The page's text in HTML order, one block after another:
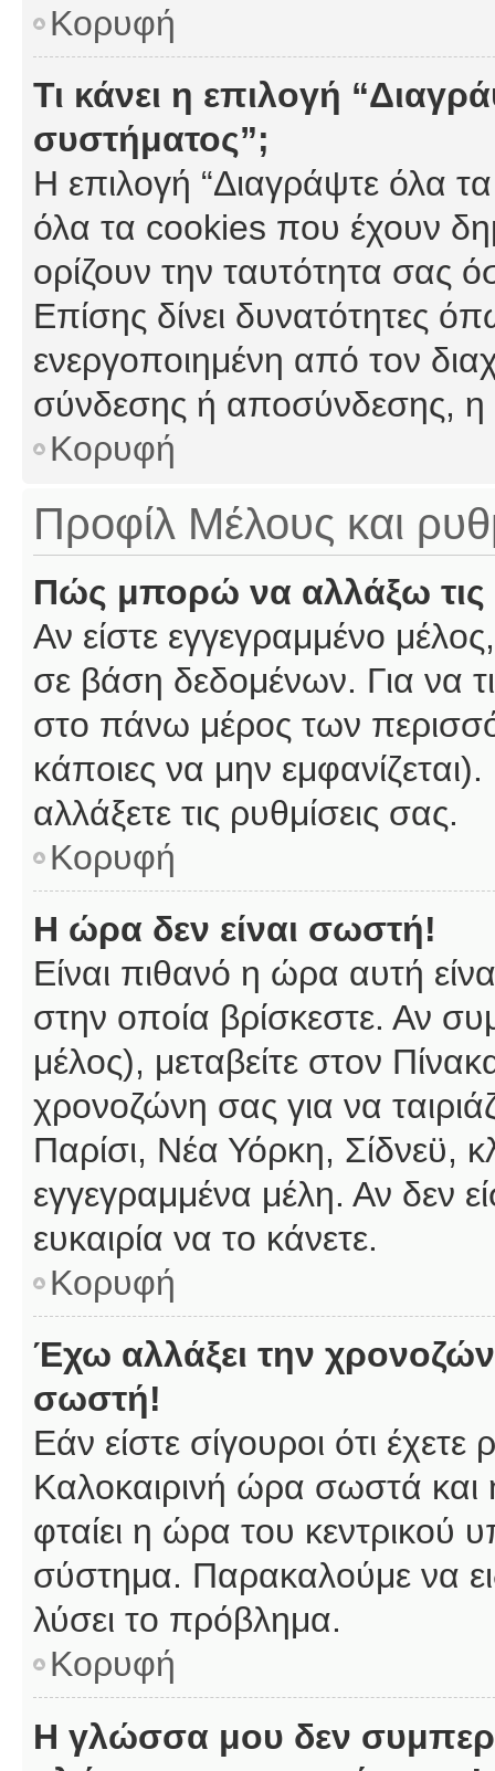
Κορυφή
Τι κάνει η επιλογή
συστήματος”;
Η επιλογή “Διαγράψτε όλα
όλα τα cookies που έχουν
ορίζουν την ταυτότητα σας
Επίσης δίνει δυνατότητες
ενεργοποιημένη από τον
σύνδεσης ή αποσύνδεσης, η
Κορυφή
Προφίλ Μέλους και
Πώς μπορώ να αλλάξω τις
Αν είστε εγγεγραμμένο
σε βάση δεδομένων. Για να
στο πάνω μέρος των
κάποιες να μην
αλλάξετε τις ρυθμίσεις σας.
Κορυφή
Η ώρα δεν είναι σωστή!
Είναι πιθανό η ώρα αυτή
στην οποία βρίσκεστε. Αν
μέλος), μεταβείτε στον
χρονοζώνη σας για να
Παρίσι, Νέα Υόρκη, Σίδνεϋ,
εγγεγραμμένα μέλη. Αν δεν
ευκαιρία να το κάνετε.
Κορυφή
Έχω αλλάξει την
σωστή!
Εάν είστε σίγουροι ότι
Καλοκαιρινή ώρα σωστά και
φταίει η ώρα του κεντρικού
σύστημα. Παρακαλούμε να
λύσει το πρόβλημα.
Κορυφή
Η γλώσσα μου δεν